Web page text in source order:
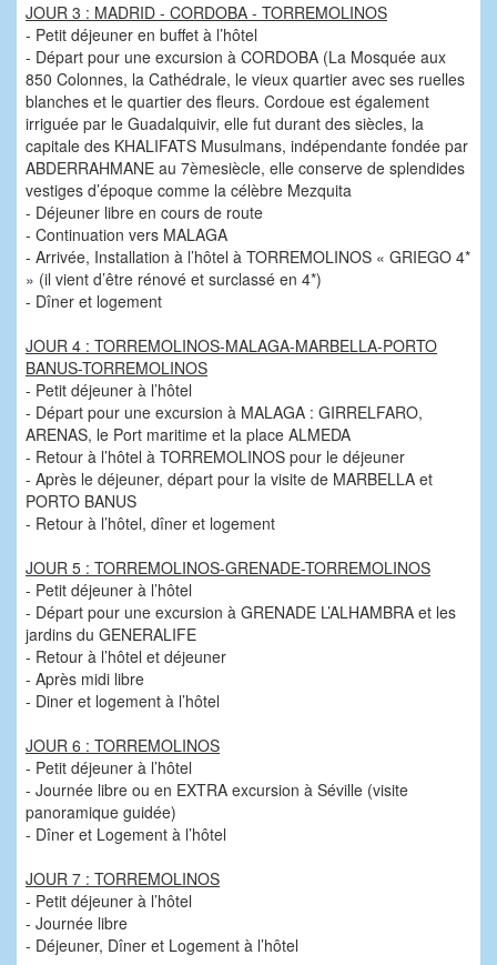
JOUR 3 : MADRID - CORDOBA - TORREMOLINOS
- Petit déjeuner en buffet à l’hôtel
- Départ pour une excursion à CORDOBA (La Mosquée aux
850 Colonnes, la Cathédrale, le vieux quartier avec ses ruelles
blanches et le quartier des fleurs. Cordoue est également
irriguée par le Guadalquivir, elle fut durant des siècles, la
capitale des KHALIFATS Musulmans, indépendante fondée par
ABDERRAHMANE au 7èmesiècle, elle conserve de splendides
vestiges d’époque comme la célèbre Mezquita
- Déjeuner libre en cours de route
- Continuation vers MALAGA
- Arrivée, Installation à l’hôtel à TORREMOLINOS « GRIEGO 4*
» (il vient d’être rénové et surclassé en 4*)
- Dîner et logement
JOUR 4 : TORREMOLINOS-MALAGA-MARBELLA-PORTO
BANUS-TORREMOLINOS
- Petit déjeuner à l’hôtel
- Départ pour une excursion à MALAGA : GIRRELFARO,
ARENAS, le Port maritime et la place ALMEDA
- Retour à l’hôtel à TORREMOLINOS pour le déjeuner
- Après le déjeuner, départ pour la visite de MARBELLA et
PORTO BANUS
- Retour à l’hôtel, dîner et logement
JOUR 5 : TORREMOLINOS-GRENADE-TORREMOLINOS
- Petit déjeuner à l’hôtel
- Départ pour une excursion à GRENADE L’ALHAMBRA et les
jardins du GENERALIFE
- Retour à l’hôtel et déjeuner
- Après midi libre
- Diner et logement à l’hôtel
JOUR 6 : TORREMOLINOS
- Petit déjeuner à l’hôtel
- Journée libre ou en EXTRA excursion à Séville (visite
panoramique guidée)
- Dîner et Logement à l’hôtel
JOUR 7 : TORREMOLINOS
- Petit déjeuner à l’hôtel
- Journée libre
- Déjeuner, Dîner et Logement à l’hôtel